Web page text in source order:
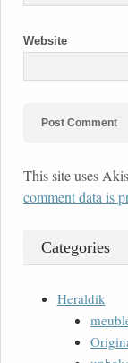
Website
This site uses
comment data is
Categories
Heraldik